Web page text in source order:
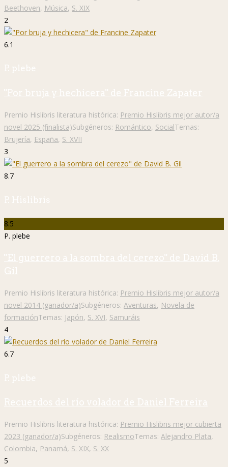
Beethoven, Música, S. XIX
2
6.1
P. plebe
"Por bruja y hechicera" de Francine Zapater
Premio Hislibris literatura histórica: Premio Hislibris mejor autor/a
novel 2025 (finalista)Subgéneros: Romántico, SocialTemas:
Brujería, España, S. XVII
3
8.7
P. Hislibris
8.5
P. plebe
"El guerrero a la sombra del cerezo" de David B.
Gil
Premio Hislibris literatura histórica: Premio Hislibris mejor autor/a
novel 2014 (ganador/a)Subgéneros: Aventuras, Novela de
formaciónTemas: Japón, S. XVI, Samuráis
4
6.7
P. plebe
Recuerdos del río volador de Daniel Ferreira
Premio Hislibris literatura histórica: Premio Hislibris mejor cubierta
2023 (ganador/a)Subgéneros: RealismoTemas: Alejandro Plata,
Colombia, Panamá, S. XIX, S. XX
5